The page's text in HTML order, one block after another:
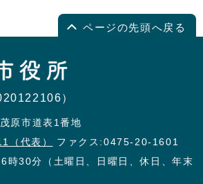
ページの先頭へ戻る
）
原市道表1番地
（代表）
ファクス:0475-20-1601
時30分（土曜日、日曜日、休日、年末